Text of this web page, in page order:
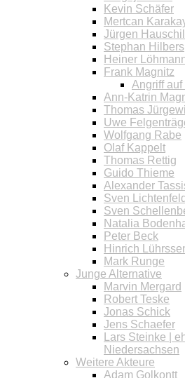
Kevin Schäfer
Mertcan
Jürgen
Stephan Hilbers
Heiner
Frank Magnitz
Angriff auf
Ann-Katrin
Thomas
Uwe
Wolfgang Rabe
Olaf Kappelt
Thomas Rettig
Guido Thieme
Alexander
Sven Lichtenfeld
Sven
Natalia
Peter Beck
Hinrich
Mark Runge
Junge Alternative
Marvin Mergard
Robert Teske
Jonas Schick
Jens Schaefer
Lars Steinke |
Niedersachsen
Weitere Akteure
Adam Golkontt